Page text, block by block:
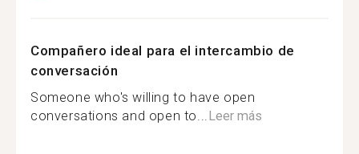
Compañero ideal para el intercambio de
conversación
Someone who's willing to have open
conversations and open to... Leer más